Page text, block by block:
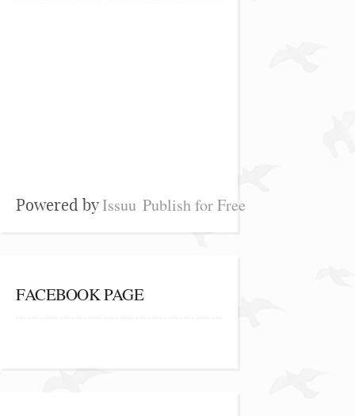
Powered byIssuu Publish for Free
FACEBOOK PAGE